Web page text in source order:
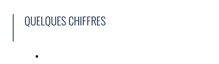
QUELQUES CHIFFRES